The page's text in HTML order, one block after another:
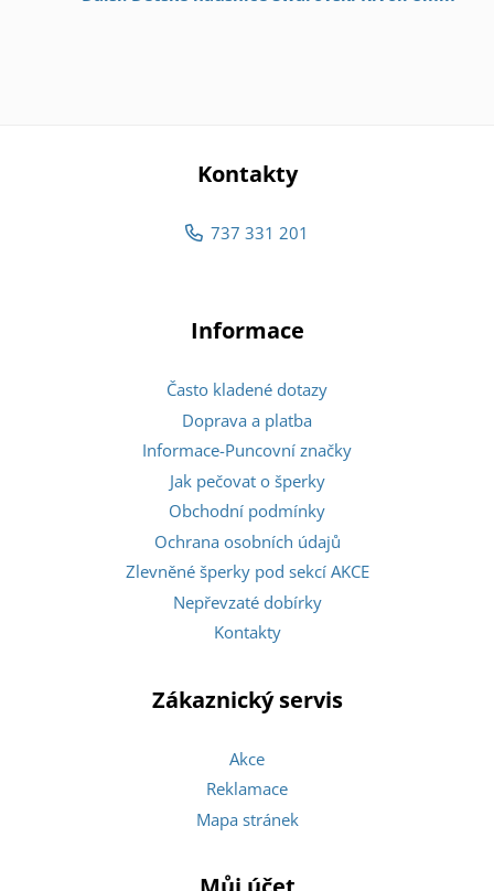
Kontakty
737 331 201
Informace
Často kladené dotazy
Doprava a platba
Informace-Puncovní značky
Jak pečovat o šperky
Obchodní podmínky
Ochrana osobních údajů
Zlevněné šperky pod sekcí AKCE
Nepřevzaté dobírky
Kontakty
Zákaznický servis
Akce
Reklamace
Mapa stránek